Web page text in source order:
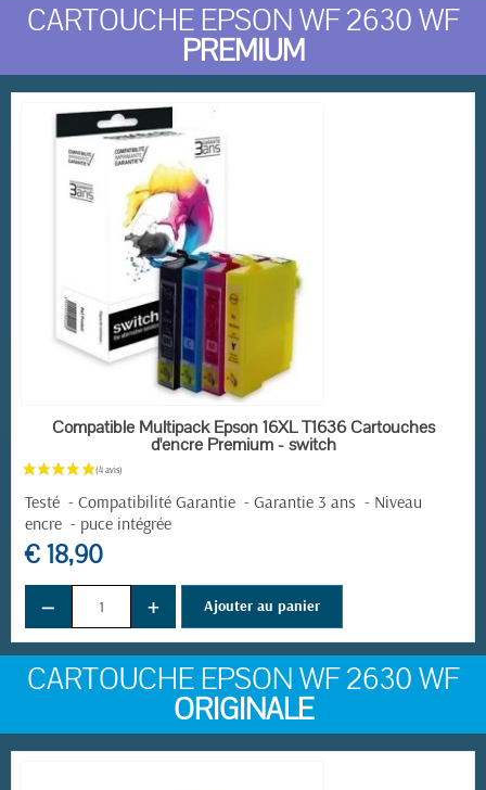
(1 avis)
CARTOUCHE EPSON WF 2630 WF
PREMIUM
EN STOCK
Compatible Multipack Epson 16XL T1636 Cartouches
d'encre Premium - switch
Testé - Compatibilité Garantie - Garantie 3 ans - Niveau
encre - puce intégrée
€ 18,90
− + Ajouter au panier
CARTOUCHE EPSON WF 2630 WF
ORIGINALE